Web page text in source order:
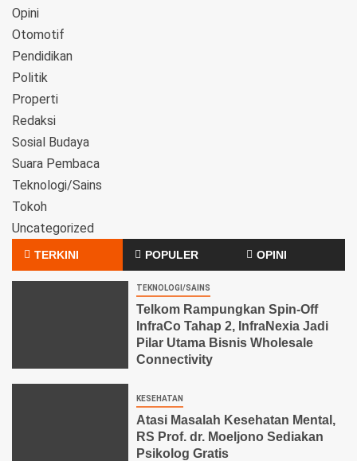
Opini
Otomotif
Pendidikan
Politik
Properti
Redaksi
Sosial Budaya
Suara Pembaca
Teknologi/Sains
Tokoh
Uncategorized
TERKINI POPULER OPINI
TEKNOLOGI/SAINS
Telkom Rampungkan Spin-Off
InfraCo Tahap 2, InfraNexia Jadi
Pilar Utama Bisnis Wholesale
Connectivity
KESEHATAN
Atasi Masalah Kesehatan Mental,
RS Prof. dr. Moeljono Sediakan
Psikolog Gratis